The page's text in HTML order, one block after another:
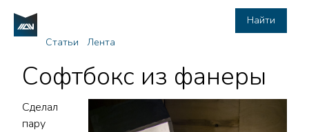
Найти
Статьи
Лента
Софтбокс из фанеры
Сделал
пару